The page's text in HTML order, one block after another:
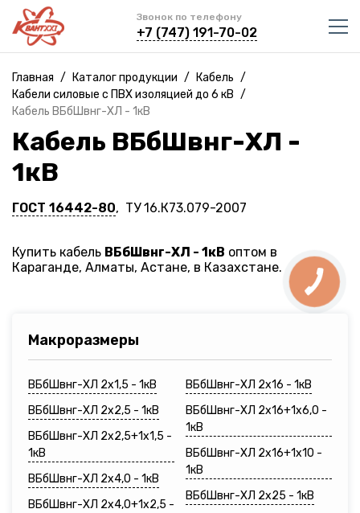
Звонок по телефону
+7 (747) 191-70-02
Главная / Каталог продукции / Кабель /
Кабели силовые с ПВХ изоляцией до 6 кВ /
Кабель ВБбШвнг-ХЛ - 1кВ
Кабель ВБбШвнг-ХЛ -
1кВ
ГОСТ 16442-80, ТУ 16.К73.079-2007
Купить кабель ВБбШвнг-ХЛ - 1кВ оптом в
Караганде, Алматы, Астане, в Казахстане.
Макроразмеры
ВБбШвнг-ХЛ 2х1,5 - 1кВ
ВБбШвнг-ХЛ 2х2,5 - 1кВ
ВБбШвнг-ХЛ 2х2,5+1х1,5 -
1кВ
ВБбШвнг-ХЛ 2х4,0 - 1кВ
ВБбШвнг-ХЛ 2х4,0+1х2,5 -
ВБбШвнг-ХЛ 2х16 - 1кВ
ВБбШвнг-ХЛ 2х16+1х6,0 -
1кВ
ВБбШвнг-ХЛ 2х16+1х10 -
1кВ
ВБбШвнг-ХЛ 2х25 - 1кВ